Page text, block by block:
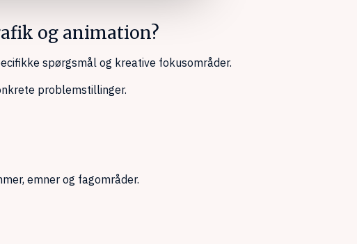
og animation?
spørgsmål og kreative fokusområder.
problemstillinger.
emner og fagområder.